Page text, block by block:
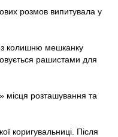
розмов випитувала у
колишню мешканку
рашистами для
місця розташування та
коригувальниці. Після